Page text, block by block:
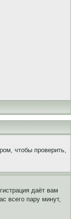
чтобы проверить,
даёт вам
всего пару минут,